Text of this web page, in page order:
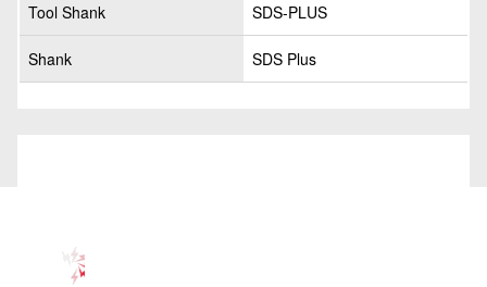
Tool Shank SDS-PLUS
Shank SDS Plus